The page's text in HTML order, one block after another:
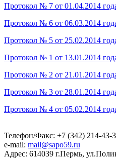
Протокол № 7 от 01.04.2014
Протокол № 6 от 06.03.2014
Протокол № 5 от 25.02.2014
Протокол № 1 от 13.01.2014
Протокол № 2 от 21.01.2014
Протокол № 3 от 28.01.2014
Протокол № 4 от 05.02.2014
Телефон/Факс: +7 (342) 214-43-
e-mail: mail@sapo59.ru
Адрес: 614039 г.Пермь,